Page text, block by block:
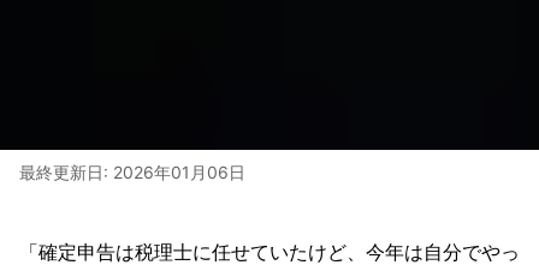
最終更新日: 2026年01月06日
「確定申告は税理士に任せていたけど、今年は自分でやっ